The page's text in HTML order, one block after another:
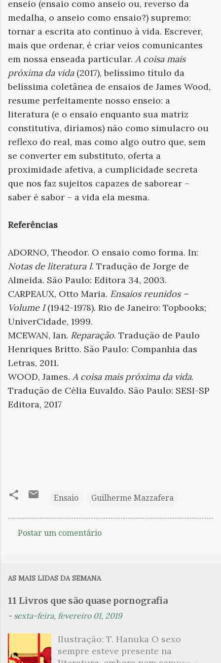
enseio (ensaio como anseio ou, reverso da
medalha, o anseio como ensaio?) supremo:
tornar a escrita ato contínuo à vida. Escrever,
mais que ordenar, é criar veios comunicantes
em nossa enseada particular. A coisa mais
próxima da vida(2017), belíssimo título da
belíssima coletânea de ensaios de James Wood,
resume perfeitamente nosso enseio: a
literatura (e o ensaio enquanto sua matriz
constitutiva, diríamos) não como simulacro ou
reflexo do real, mas como algo outro que, sem
se converter em substituto, oferta a
proximidade afetiva, a cumplicidade secreta
que nos faz sujeitos capazes de saborear –
saber é sabor – a vida ela mesma.
Referências
ADORNO, Theodor. O ensaio como forma. In:
Notas de literatura I. Tradução de Jorge de
Almeida. São Paulo: Editora 34, 2003.
CARPEAUX, Otto Maria. Ensaios reunidos –
Volume I(1942-1978). Rio de Janeiro: Topbooks;
UniverCidade, 1999.
MCEWAN, Ian. Reparação. Tradução de Paulo
Henriques Britto. São Paulo: Companhia das
Letras, 2011.
WOOD, James. A coisa mais próxima da vida.
Tradução de Célia Euvaldo. São Paulo: SESI-SP
Editora, 2017
Ensaio Guilherme Mazzafera
n
t
i
Postar um comentário
AS MAIS LIDAS DA SEMANA
11 Livros que são quase pornografia
- sexta-feira, fevereiro 01, 2019
Ilustração: T. Hanuka O sexo
sempre esteve presente na